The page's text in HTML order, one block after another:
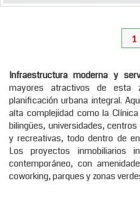
1
Infraestructura moderna y
mayores atractivos de
planificación urbana integral.
alta complejidad como la
bilingües, universidades,
y recreativas, todo dentro de
Los proyectos inmobiliarios
contemporáneo, con
coworking, parques y zonas